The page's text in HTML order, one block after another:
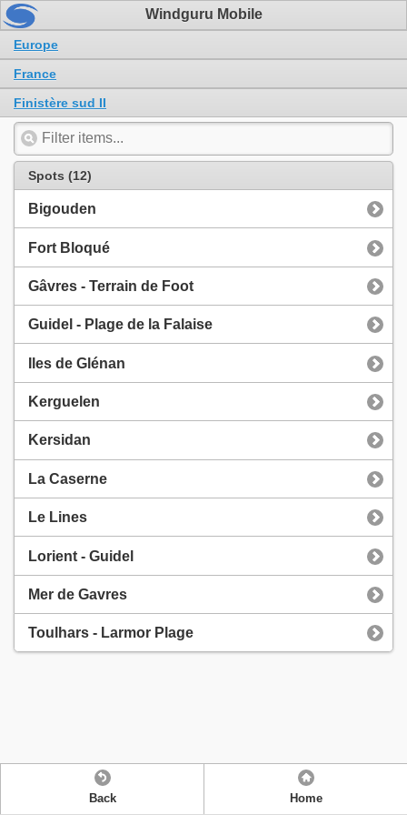
Windguru Mobile
Europe
France
Finistère sud II
Spots (12)
Bigouden
Fort Bloqué
Gâvres - Terrain de Foot
Guidel - Plage de la Falaise
Iles de Glénan
Kerguelen
Kersidan
La Caserne
Le Lines
Lorient - Guidel
Mer de Gavres
Toulhars - Larmor Plage
Back Home